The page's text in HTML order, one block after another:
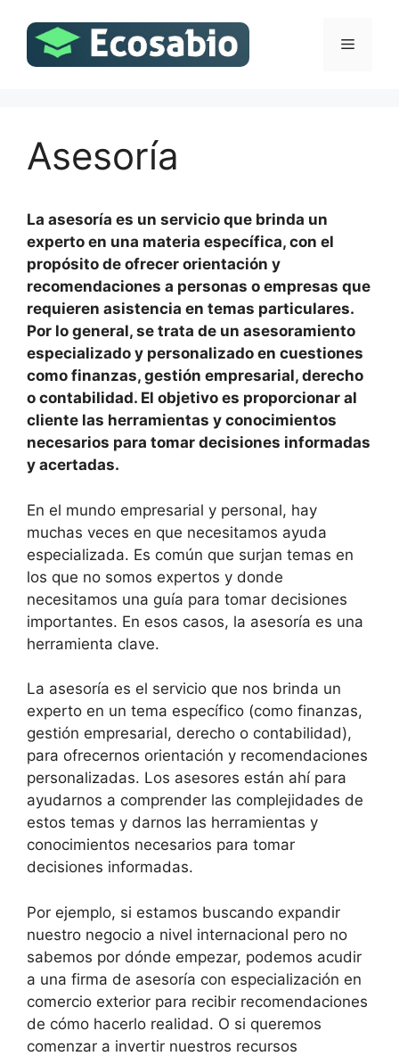
contenido
Menú
Asesoría
La asesoría es un servicio que brinda un
experto en una materia específica, con el
propósito de ofrecer orientación y
recomendaciones a personas o empresas que
requieren asistencia en temas particulares.
Por lo general, se trata de un asesoramiento
especializado y personalizado en cuestiones
como finanzas, gestión empresarial, derecho
o contabilidad. El objetivo es proporcionar al
cliente las herramientas y conocimientos
necesarios para tomar decisiones informadas
y acertadas.
En el mundo empresarial y personal, hay
muchas veces en que necesitamos ayuda
especializada. Es común que surjan temas en
los que no somos expertos y donde
necesitamos una guía para tomar decisiones
importantes. En esos casos, la asesoría es una
herramienta clave.
La asesoría es el servicio que nos brinda un
experto en un tema específico (como finanzas,
gestión empresarial, derecho o contabilidad),
para ofrecernos orientación y recomendaciones
personalizadas. Los asesores están ahí para
ayudarnos a comprender las complejidades de
estos temas y darnos las herramientas y
conocimientos necesarios para tomar
decisiones informadas.
Por ejemplo, si estamos buscando expandir
nuestro negocio a nivel internacional pero no
sabemos por dónde empezar, podemos acudir
a una firma de asesoría con especialización en
comercio exterior para recibir recomendaciones
de cómo hacerlo realidad. O si queremos
comenzar a invertir nuestros recursos